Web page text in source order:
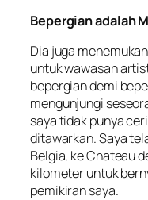
Bepergian adalah
Dia juga
untuk wawasan
bepergian demi
mengunjungi
saya tidak punya
ditawarkan. Saya
Belgia, ke Chateau
kilometer untuk
pemikiran saya.